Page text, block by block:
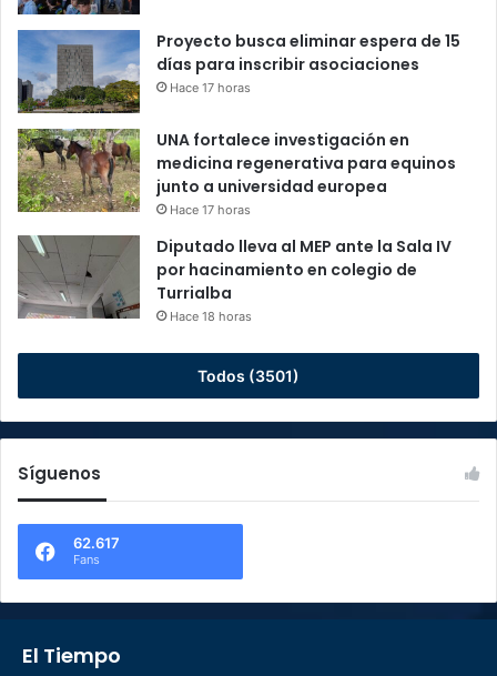
Proyecto busca eliminar espera de 15
días para inscribir asociaciones
Hace 17 horas
UNA fortalece investigación en
medicina regenerativa para equinos
junto a universidad europea
Hace 17 horas
Diputado lleva al MEP ante la Sala IV
por hacinamiento en colegio de
Turrialba
Hace 18 horas
Todos (3501)
Síguenos
62.617
Fans
El Tiempo